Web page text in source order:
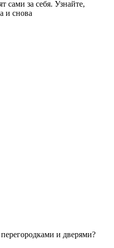
сами за себя. Узнайте,
и снова
и дверями?